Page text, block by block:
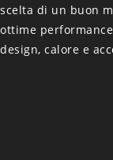
scelta di un buon
ottime
design, calore e